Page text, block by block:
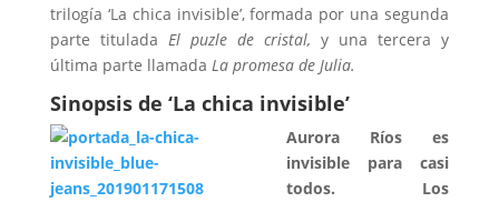
trilogía ‘La chica invisible’, formada por una segunda
parte titulada El puzle de cristal,y una tercera y
última parte llamada La promesa de Julia.
Sinopsis de ‘La chica invisible’
Aurora Ríos es
invisible para casi
todos. Los